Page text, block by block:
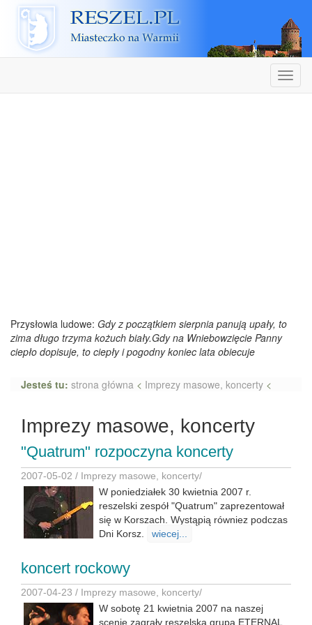
Reszel
Przysłowia ludowe: Gdy z początkiem sierpnia panują upały, to
zima długo trzyma kożuch biały.Gdy na Wniebowzięcie Panny
ciepło dopisuje, to ciepły i pogodny koniec lata obiecuje
Jesteś tu: strona główna < Imprezy masowe, koncerty <
Imprezy masowe, koncerty
"Quatrum" rozpoczyna koncerty
2007-05-02 / Imprezy masowe, koncerty/
W poniedziałek 30 kwietnia 2007 r.
reszelski zespół "Quatrum" zaprezentował
się w Korszach. Wystąpią równiez podczas
Dni Korsz.
wiecej...
koncert rockowy
2007-04-23 / Imprezy masowe, koncerty/
W sobotę 21 kwietnia 2007 na naszej
scenie zagrały reszelska grupa ETERNAL